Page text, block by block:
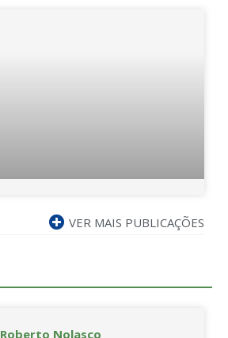
VER MAIS PUBLICAÇÕES
Roberto Nolasco